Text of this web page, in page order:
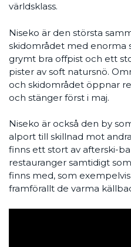
världsklass.
Niseko är den största
skidområdet med enorma
grymt bra offpist och ett
pister av soft natursnö.
och skidområdet öppnar
och stänger först i maj.
Niseko är också den by
alport till skillnad mot
finns ett stort av afterski-
restauranger samtidigt
finns med, som
framförallt de varma